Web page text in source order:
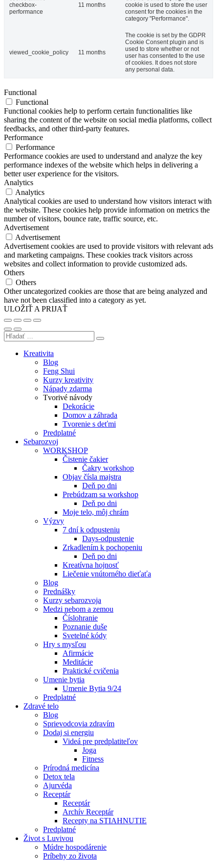
checkbox-
performance
11 months
cookie is used to store the user
consent for the cookies in the
category "Performance".
viewed_cookie_policy 11 months
The cookie is set by the GDPR
Cookie Consent plugin and is
used to store whether or not
user has consented to the use
of cookies. It does not store
any personal data.
Functional
Functional
Functional cookies help to perform certain functionalities like
sharing the content of the website on social media platforms, collect
feedbacks, and other third-party features.
Performance
Performance
Performance cookies are used to understand and analyze the key
performance indexes of the website which helps in delivering a
better user experience for the visitors.
Analytics
Analytics
Analytical cookies are used to understand how visitors interact with
the website. These cookies help provide information on metrics the
number of visitors, bounce rate, traffic source, etc.
Advertisement
Advertisement
Advertisement cookies are used to provide visitors with relevant ads
and marketing campaigns. These cookies track visitors across
websites and collect information to provide customized ads.
Others
Others
Other uncategorized cookies are those that are being analyzed and
have not been classified into a category as yet.
ULOŽIŤ A PRIJAŤ
Kreativita
Blog
Feng Shui
Kurzy kreativity
Nápady zdarma
Tvorivé návody
Dekorácie
Domov a záhrada
Tvorenie s deťmi
Predplatné
Sebarozvoj
WORKSHOP
Čistenie čakier
Čakry workshop
Objav čísla majstra
Deň po dni
Prebúdzam sa workshop
Deň po dni
Moje telo, môj chrám
Výzvy
7 dní k odpusteniu
Days-odpustenie
Zrkadlením k pochopeniu
Deň po dni
Kreatívna hojnosť
Liečenie vnútorného dieťaťa
Blog
Prednášky
Kurzy sebarozvoja
Medzi nebom a zemou
Číslohranie
Poznanie duše
Svetelné kódy
Hry s mysľou
Afirmácie
Meditácie
Praktické cvičenia
Umenie bytia
Umenie Bytia 9/24
Predplatné
Zdravé telo
Blog
Sprievodcovia zdravím
Dodaj si energiu
Videá pre predplatiteľov
Joga
Fitness
Prírodná medicína
Detox tela
Ajurvéda
Receptár
Receptár
Archív Receptár
Recepty na STIAHNUTIE
Predplatné
Život s Luvivou
Múdre hospodárenie
Príbehy zo života